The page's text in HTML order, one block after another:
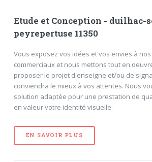
Etude et Conception - duilhac-
peyrepertuse 11350
Vous exposez vos idées et vos envies à
commerciaux et nous mettons tout en
proposer le projet d'enseigne et/ou de
conviendra le mieux à vos attentes. Nous
solution adaptée pour une prestation de
en valeur votre identité visuelle.
EN SAVOIR PLUS